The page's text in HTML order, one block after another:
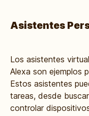
Asistentes
Los asistentes
Alexa son ejemplos
Estos asistentes
tareas, desde
controlar